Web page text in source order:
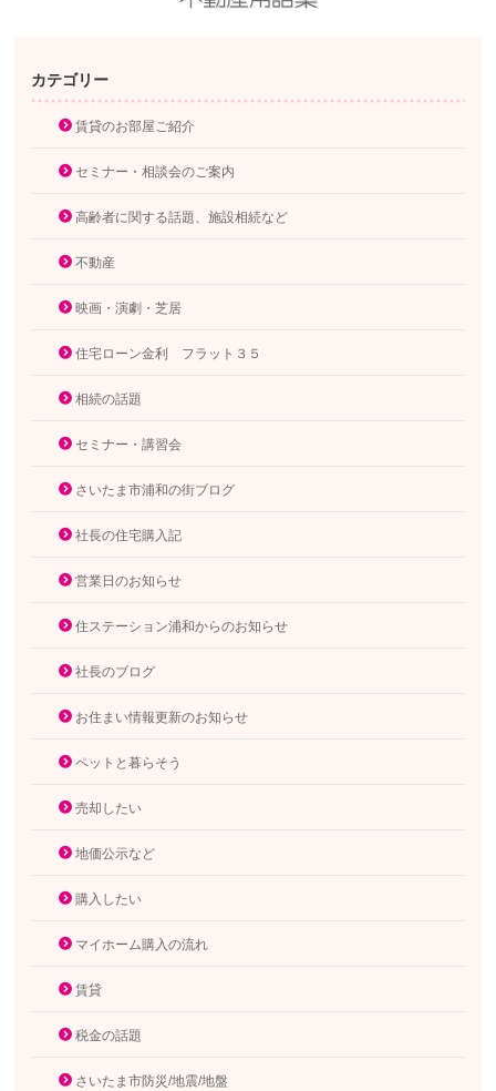
カテゴリー
賃貸のお部屋ご紹介
セミナー・相談会のご案内
高齢者に関する話題、施設相続など
不動産
映画・演劇・芝居
住宅ローン金利 フラット３５
相続の話題
セミナー・講習会
さいたま市浦和の街ブログ
社長の住宅購入記
営業日のお知らせ
住ステーション浦和からのお知らせ
社長のブログ
お住まい情報更新のお知らせ
ペットと暮らそう
売却したい
地価公示など
購入したい
マイホーム購入の流れ
賃貸
税金の話題
さいたま市防災/地震/地盤